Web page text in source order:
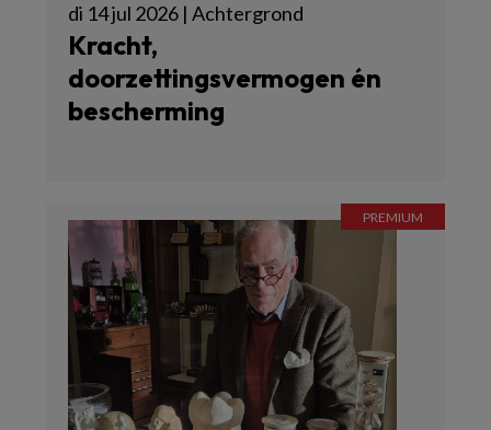
di 14 jul 2026 | Achtergrond
Kracht,
doorzettingsvermogen én
bescherming